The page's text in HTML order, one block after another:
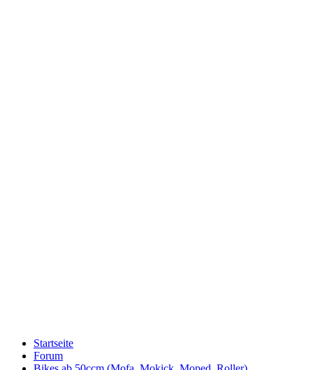
Startseite
Forum